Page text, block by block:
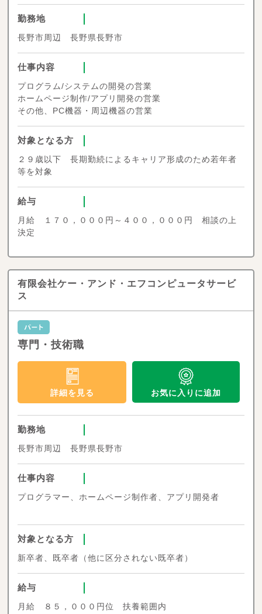
勤務地
長野市周辺 長野県長野市
仕事内容
プログラム/システムの開発の営業
ホームページ制作/アプリ開発の営業
その他、PC機器・周辺機器の営業
対象となる方
２９歳以下 長期勤続によるキャリア形成のため若年者
等を対象
給与
月給 １７０，０００円～４００，０００円 相談の上
決定
有限会社ケー・アンド・エフコンピュータサービ
ス
専門・技術職
詳細を見る お気に入りに追加
勤務地
長野市周辺 長野県長野市
仕事内容
プログラマー、ホームページ制作者、アプリ開発者
対象となる方
新卒者、既卒者（他に区分されない既卒者）
給与
月給 ８５，０００円位 扶養範囲内